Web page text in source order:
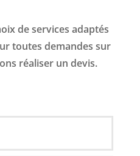
de services adaptés
toutes demandes sur
réaliser un devis.